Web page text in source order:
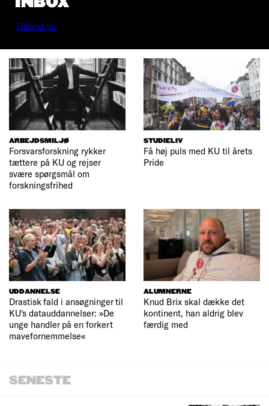
Tilmeld nu
ARBEJDSMILJØ
Forsvarsforskning rykker
tættere på KU og rejser
svære spørgsmål om
forskningsfrihed
STUDIELIV
Få høj puls med KU til årets
Pride
UDDANNELSE
Drastisk fald i ansøgninger til
KU's datauddannelser: »De
unge handler på en forkert
mavefornemmelse«
ALUMNERNE
Knud Brix skal dække det
kontinent, han aldrig blev
færdig med
SENESTE